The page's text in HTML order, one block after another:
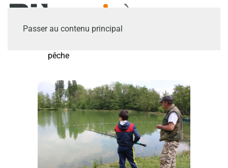
Passer au contenu principal
pêche